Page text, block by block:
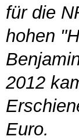
für die
hohen
2012
Euro.